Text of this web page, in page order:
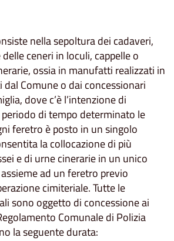
nella sepoltura dei cadaveri,
ceneri in loculi, cappelle o
ossia in manufatti realizzati in
Comune o dai concessionari
dove c’è l’intenzione di
di tempo determinato le
feretro è posto in un singolo
la collocazione di più
e di urne cinerarie in un unico
ad un feretro previo
cimiteriale. Tutte le
sono oggetto di concessione ai
Comunale di Polizia
la seguente durata: